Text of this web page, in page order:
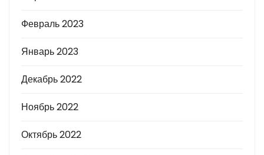
Февраль 2023
Январь 2023
Декабрь 2022
Ноябрь 2022
Октябрь 2022